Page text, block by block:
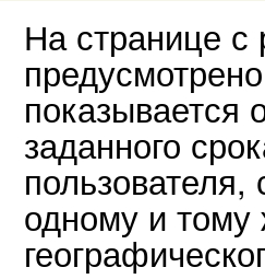
На странице с
показывается
заданного
пользователя,
одному и тому